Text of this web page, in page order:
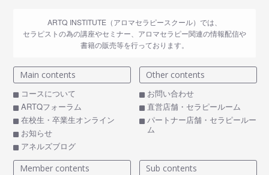
ARTQ INSTITUTE（アロマセラピースクール）では、
セラピストの為の講座やセミナー、アロマセラピー関連の情報配信や
書籍の販売等を行っております。
Main contents
コースについて
ARTQフォーラム
在校生・卒業生オンライン
お知らせ
アネルズブログ
Other contents
お問い合わせ
直営店舗・セラピールーム
パートナー店舗・セラピールー
ム
Member contents Sub contents